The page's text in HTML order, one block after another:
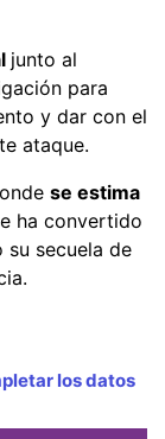
junto al
para
y dar con el
ataque.
se estima
ha convertido
su secuela de
los datos